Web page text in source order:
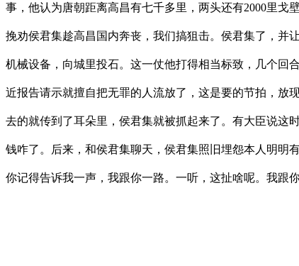
事，他认为唐朝距离高昌有七千多里，两头还有2000里戈
挽劝侯君集趁高昌国内奔丧，我们搞狙击。侯君集了，并
机械设备，向城里投石。这一仗他打得相当标致，几个回
近报告请示就擅自把无罪的人流放了，这是要的节拍，放
去的就传到了耳朵里，侯君集就被抓起来了。有大臣说这
钱咋了。后来，和侯君集聊天，侯君集照旧埋怨本人明明
你记得告诉我一声，我跟你一路。一听，这扯啥呢。我跟